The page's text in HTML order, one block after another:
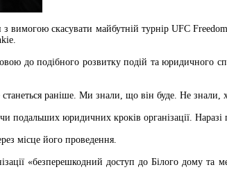
скасувати майбутній турнір UFC
до подібного розвитку подій та юридичного
раніше. Ми знали, що він буде. Не
подальших юридичних кроків організації.
місце його проведення.
«безперешкодний доступ до Білого дому та